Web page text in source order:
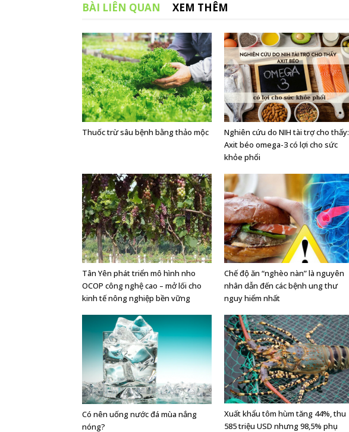
BÀI LIÊN QUAN XEM THÊM
Thuốc trừ sâu bệnh bằng thảo mộc
Nghiên cứu do NIH tài trợ cho thấy:
Axit béo omega-3 có lợi cho sức
khỏe phổi
Tân Yên phát triển mô hình nho
OCOP công nghệ cao – mở lối cho
kinh tế nông nghiệp bền vững
Chế độ ăn “nghèo nàn” là nguyên
nhân dẫn đến các bệnh ung thư
nguy hiểm nhất
Có nên uống nước đá mùa nắng
nóng?
Xuất khẩu tôm hùm tăng 44%, thu
585 triệu USD nhưng 98,5% phụ